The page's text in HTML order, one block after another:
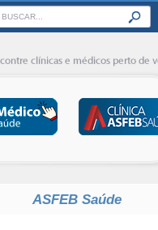
ASFEB Saúde